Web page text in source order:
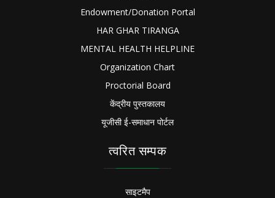
Endowment/Donation Portal
HAR GHAR TIRANGA
MENTAL HEALTH HELPLINE
Organization Chart
Proctorial Board
केंद्रीय पुस्तकालय
यूजीसी ई-समाधान पोर्टल
त्वरित सम्पक
साइटमैप